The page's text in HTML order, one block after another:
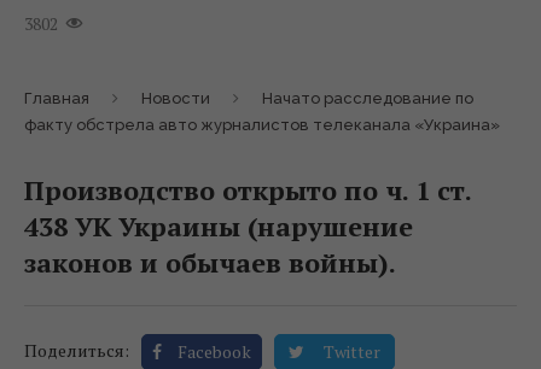
3802
Главная Новости
Начато расследование по
факту обстрела авто журналистов телеканала «Украина»
Производство открыто по ч. 1 ст.
438 УК Украины (нарушение
законов и обычаев войны).
Поделиться: Facebook Twitter